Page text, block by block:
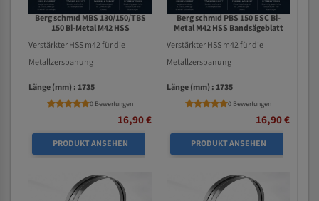
Berg schmıd MBS 130/150/TBS
150 Bi-Metal M42 HSS
Verstärkter HSS m42 für die
Metallzerspanung
Länge (mm) : 1735
0 Bewertungen
16,90 €
PRODUKT ANSEHEN
Berg schmıd PBS 150 ESC Bi-
Metal M42 HSS Bandsägeblatt
Verstärkter HSS m42 für die
Metallzerspanung
Länge (mm) : 1735
0 Bewertungen
16,90 €
PRODUKT ANSEHEN